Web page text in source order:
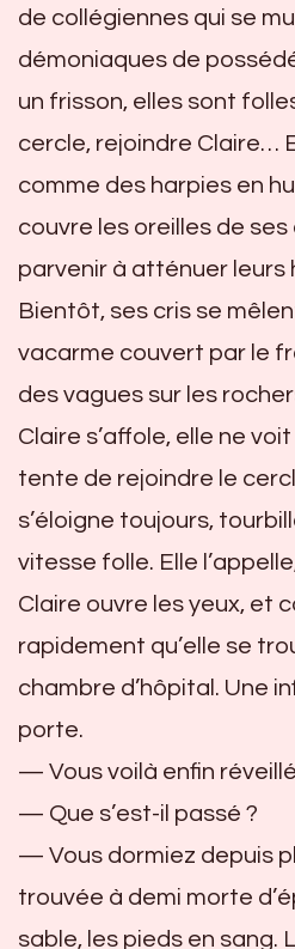
de collégiennes qui se
démoniaques de
un frisson, elles sont
cercle, rejoindre Claire…
comme des harpies en
couvre les oreilles de ses
parvenir à atténuer leurs
Bientôt, ses cris se
vacarme couvert par le
des vagues sur les
Claire s’affole, elle ne
tente de rejoindre le
s’éloigne toujours,
vitesse folle. Elle
Claire ouvre les yeux, et
rapidement qu’elle se
chambre d’hôpital. Une
porte.
— Vous voilà enfin
— Que s’est-il passé ?
— Vous dormiez depuis
trouvée à demi morte
sable, les pieds en sang.